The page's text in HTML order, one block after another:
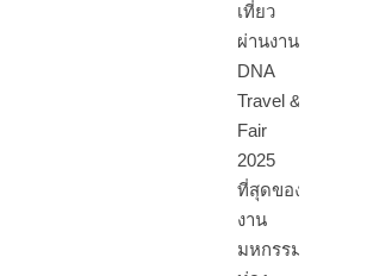
เที่ยว
ผ่านงาน
DNA
Travel &
Fair
2025
ที่สุดของ
งาน
มหกรรม